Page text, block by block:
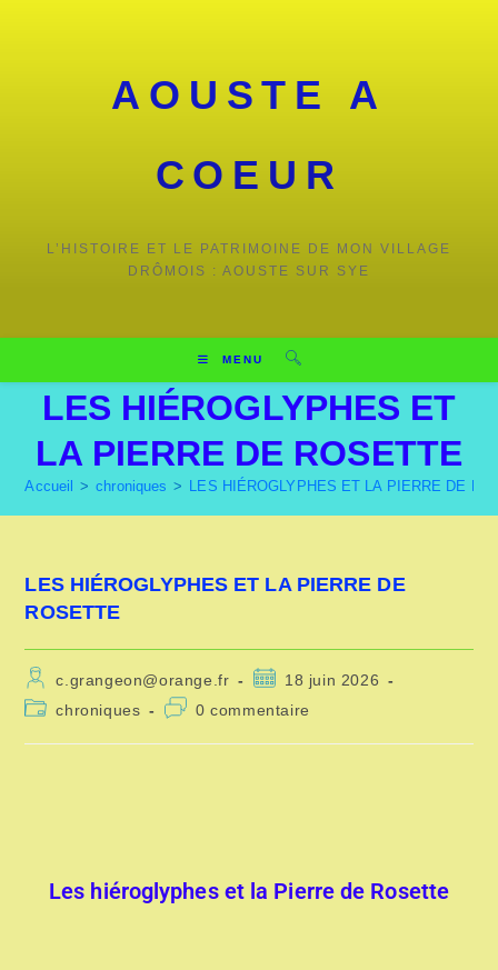
AOUSTE A
COEUR
L’HISTOIRE ET LE PATRIMOINE DE MON VILLAGE
DRÔMOIS : AOUSTE SUR SYE
MENU
LES HIÉROGLYPHES ET
LA PIERRE DE ROSETTE
Accueil > chroniques > LES HIÉROGLYPHES ET LA PIERRE DE
LES HIÉROGLYPHES ET LA PIERRE DE
ROSETTE
c.grangeon@orange.fr
18 juin 2026
chroniques
0 commentaire
Les hiéroglyphes et la Pierre de Rosette